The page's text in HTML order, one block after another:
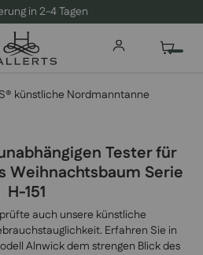
in 2-4 Tagen
künstliche Nordmanntanne
Tester für
Weihnachtsbaum Serie
H-151
auch unsere künstliche
Erfahren Sie in
Alnwick dem strengen Blick des